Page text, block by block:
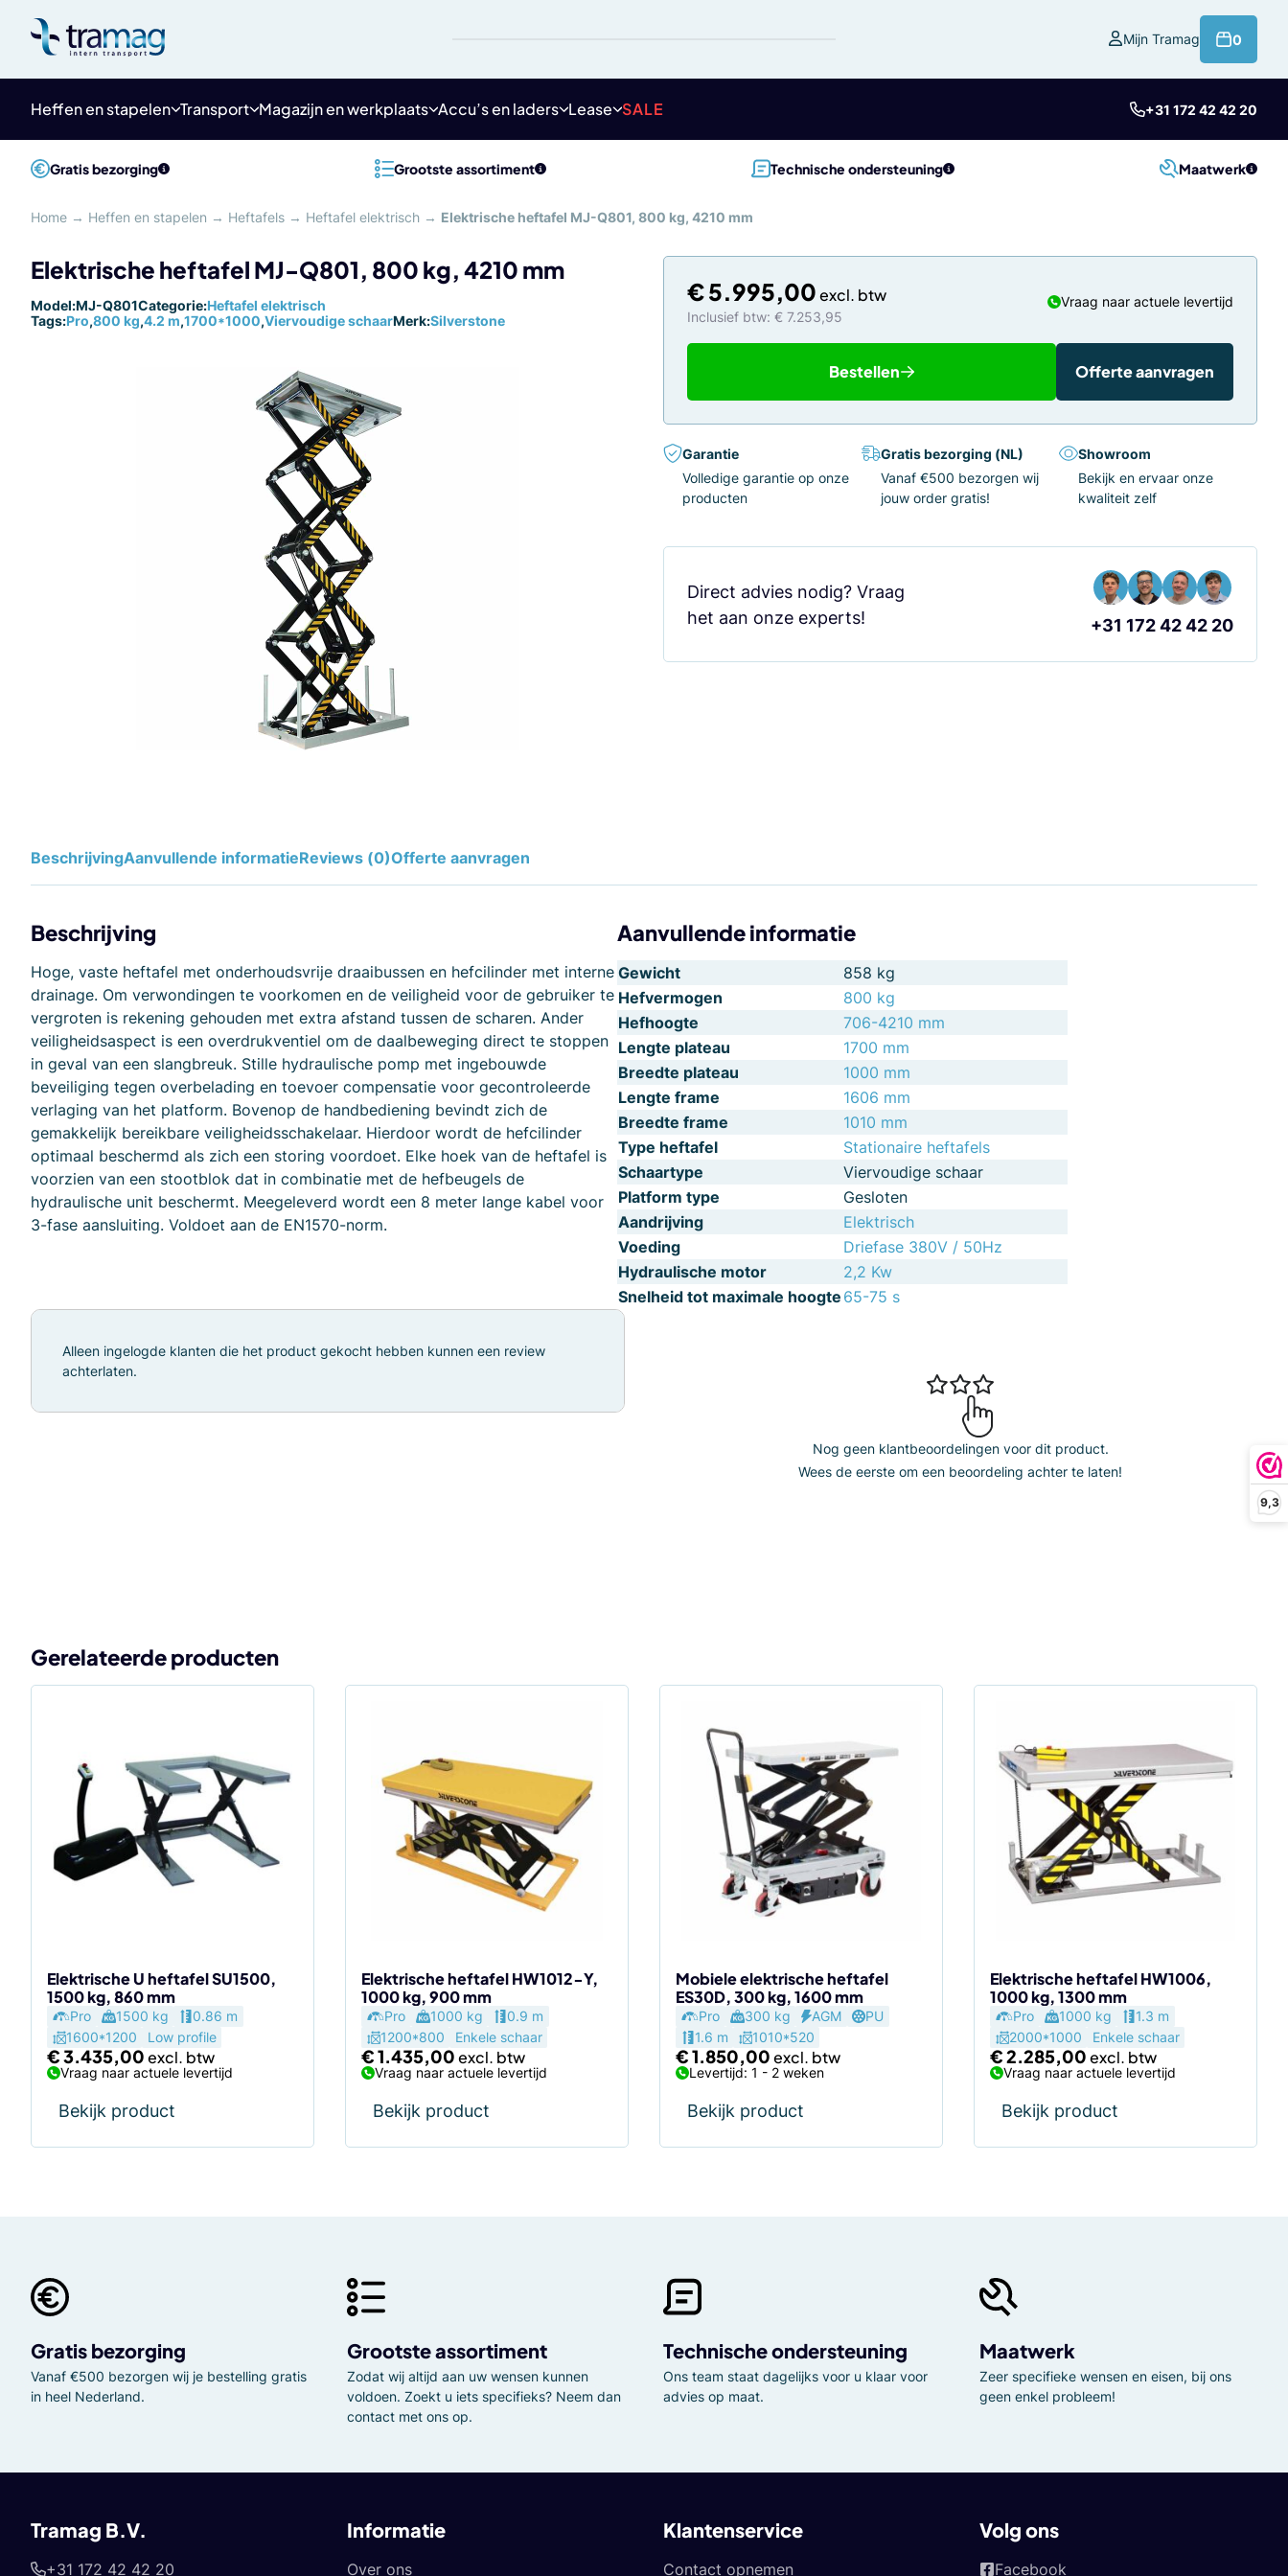
9,3
content
Mijn Tramag 0
Heffen en stapelen Transport Magazijn en werkplaats Accu’s en laders Lease SALE +31 172 42 42 20
Gratis bezorging Grootste assortiment Technische ondersteuning Maatwerk
Home → Heffen en stapelen → Heftafels → Heftafel elektrisch → Elektrische heftafel MJ-Q801, 800 kg, 4210 mm
Elektrische heftafel MJ-Q801, 800 kg, 4210 mm
Model:MJ-Q801Categorie:Heftafel elektrisch
Tags:Pro,800 kg,4.2 m,1700*1000,Viervoudige schaarMerk:Silverstone
€5.995,00
Inclusief btw: € 7.253,95
Vraag naar actuele levertijd
Bestellen Offerte aanvragen
Garantie
Volledige garantie op onze
producten
Gratis bezorging (NL)
Vanaf €500 bezorgen wij
jouw order gratis!
Showroom
Bekijk en ervaar onze
kwaliteit zelf
Direct advies nodig? Vraag
het aan onze experts!
+31 172 42 42 20
BeschrijvingAanvullende informatieReviews (0)Offerte aanvragen
Beschrijving
Hoge, vaste heftafel met onderhoudsvrije draaibussen en hefcilinder met interne
drainage. Om verwondingen te voorkomen en de veiligheid voor de gebruiker te
vergroten is rekening gehouden met extra afstand tussen de scharen. Ander
veiligheidsaspect is een overdrukventiel om de daalbeweging direct te stoppen
in geval van een slangbreuk. Stille hydraulische pomp met ingebouwde
beveiliging tegen overbelading en toevoer compensatie voor gecontroleerde
verlaging van het platform. Bovenop de handbediening bevindt zich de
gemakkelijk bereikbare veiligheidsschakelaar. Hierdoor wordt de hefcilinder
optimaal beschermd als zich een storing voordoet. Elke hoek van de heftafel is
voorzien van een stootblok dat in combinatie met de hefbeugels de
hydraulische unit beschermt. Meegeleverd wordt een 8 meter lange kabel voor
3-fase aansluiting. Voldoet aan de EN1570-norm.
Aanvullende informatie
Gewicht
858 kg
Hefvermogen
800 kg
Hefhoogte
706-4210 mm
Lengte plateau
1700 mm
Breedte plateau
1000 mm
Lengte frame
1606 mm
Breedte frame
1010 mm
Type heftafel
Stationaire heftafels
Schaartype
Viervoudige schaar
Platform type
Gesloten
Aandrijving
Elektrisch
Voeding
Driefase 380V / 50Hz
Hydraulische motor
2,2 Kw
Snelheid tot maximale hoogte 65-75 s
Nog geen klantbeoordelingen voor dit product.
Wees de eerste om een beoordeling achter te laten!
Alleen ingelogde klanten die het product gekocht hebben kunnen een review
achterlaten.
Gerelateerde producten
Elektrische U heftafel SU1500,
1500 kg, 860 mm
Pro 1500 kg
0.86 m
1600*1200
Low profile
€3.435,00
Vraag naar actuele levertijd
Bekijk product
Elektrische heftafel HW1012-Y,
1000 kg, 900 mm
Pro 1000 kg
0.9 m
1200*800
Enkele schaar
€1.435,00
Vraag naar actuele levertijd
Bekijk product
Mobiele elektrische heftafel
ES30D, 300 kg, 1600 mm
Pro 300 kg AGM
PU
1.6 m
1010*520
€1.850,00
Levertijd: 1 - 2 weken
Bekijk product
Elektrische heftafel HW1006,
1000 kg, 1300 mm
Pro 1000 kg
1.3 m
2000*1000
Enkele schaar
€2.285,00
Vraag naar actuele levertijd
Bekijk product
Gratis bezorging
Vanaf €500 bezorgen wij je bestelling gratis
in heel Nederland.
Grootste assortiment
Zodat wij altijd aan uw wensen kunnen
voldoen. Zoekt u iets specifieks? Neem dan
contact met ons op.
Technische ondersteuning
Ons team staat dagelijks voor u klaar voor
advies op maat.
Maatwerk
Zeer specifieke wensen en eisen, bij ons
geen enkel probleem!
Tramag B.V.
+31 172 42 42 20
Informatie
Over ons
Klantenservice
Contact opnemen
Volg ons
Facebook